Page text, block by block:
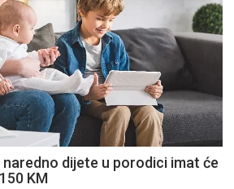
naredno dijete u porodici imat će
KM